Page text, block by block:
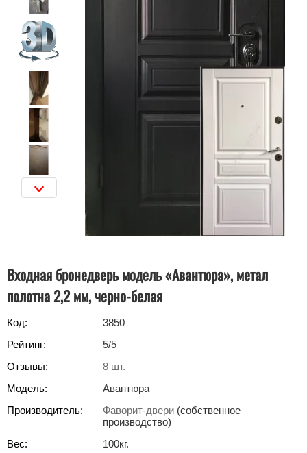
Входная бронедверь модель «Авантюра», метал
полотна 2,2 мм, черно-белая
Код:
3850
Рейтинг:
5/5
Отзывы:
8 шт.
Модель:
Авантюра
Производитель:
Фаворит-двери (собственное
производство)
Вес:
100кг.